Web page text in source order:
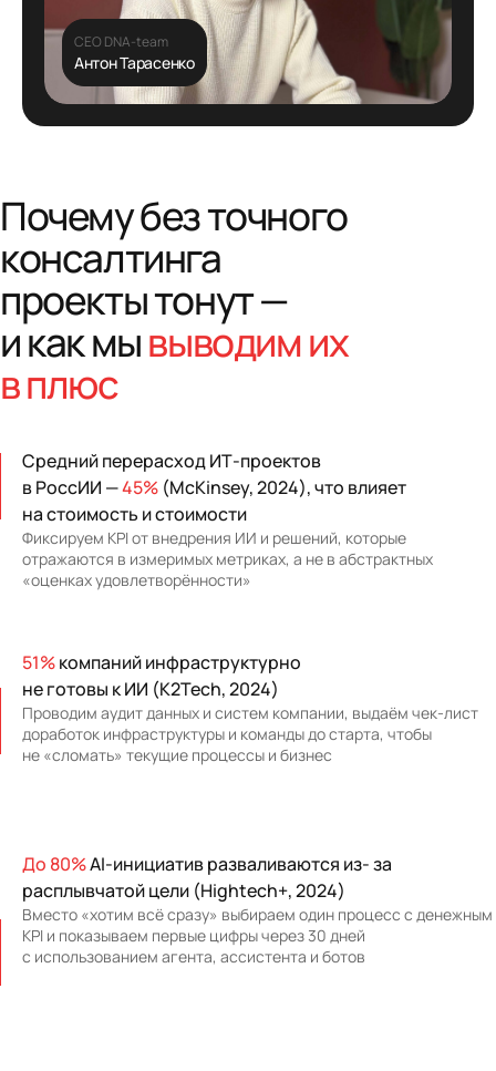
CEO DNA-team
Антон Тарасенко
Почему без точного
консалтинга
проекты тонут —
и как мывыводим их
в плюс
Средний перерасход ИТ‑проектов
в РоссИИ —45% (McKinsey, 2024), что влияет
на стоимость и стоимости
Фиксируем KPI от внедрения ИИ и решений, которые
отражаются в измеримых метриках, а не в абстрактных
«оценках удовлетворённости»
51%компаний инфраструктурно
не готовы к ИИ (K2Tech, 2024)
Проводим аудит данных и систем компании, выдаём чек-лист
доработок инфраструктуры и команды до старта, чтобы
не «сломать» текущие процессы и бизнес
До 80%AI‑инициатив разваливаются из‑ за
расплывчатой цели (Hightech+, 2024)
Вместо «хотим всё сразу» выбираем один процесс с денежным
KPI и показываем первые цифры через 30 дней
с использованием агента, ассистента и ботов